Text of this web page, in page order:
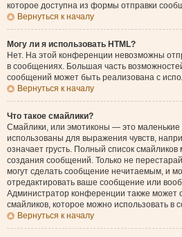
которое доступна из формы отправки
Вернуться к началу
Могу ли я использовать HTML?
Нет. На этой конференции невозможны
в сообщениях. Большая часть
сообщений может быть реализована с
Вернуться к началу
Что такое смайлики?
Смайлики, или эмотиконы — это маленькие
использованы для выражения чувств,
означает грусть. Полный список
создания сообщений. Только не
могут сделать сообщение нечитаемым, и
отредактировать ваше сообщение или
Администратор конференции также может
смайликов, которое можно использовать в
Вернуться к началу